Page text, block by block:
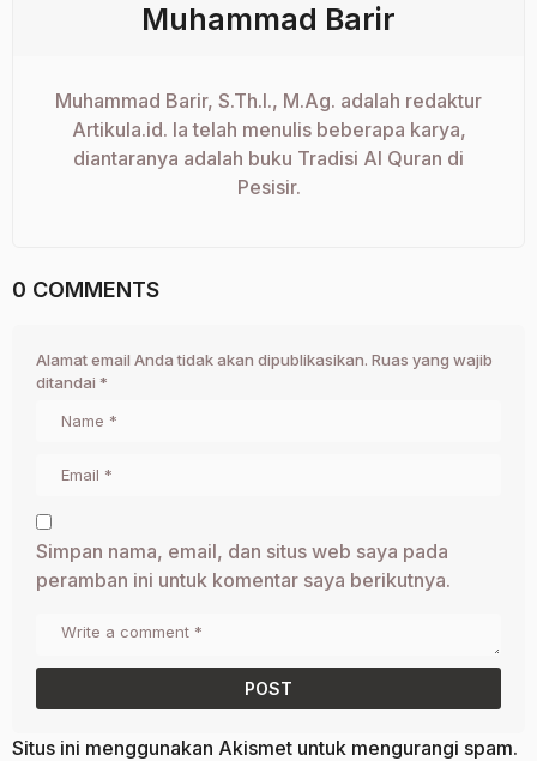
Muhammad Barir
Muhammad Barir, S.Th.I., M.Ag. adalah redaktur
Artikula.id. Ia telah menulis beberapa karya,
diantaranya adalah buku Tradisi Al Quran di
Pesisir.
0 COMMENTS
Alamat email Anda tidak akan dipublikasikan. Ruas yang wajib
ditandai *
Simpan nama, email, dan situs web saya pada
peramban ini untuk komentar saya berikutnya.
Situs ini menggunakan Akismet untuk mengurangi spam.